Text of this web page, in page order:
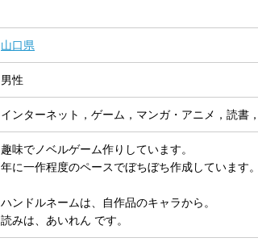
山口県
男性
インターネット，ゲーム，マンガ・アニメ，読書
趣味でノベルゲーム作りしています。
年に一作程度のペースでぼちぼち作成しています。
ハンドルネームは、自作品のキャラから。
読みは、あいれん です。